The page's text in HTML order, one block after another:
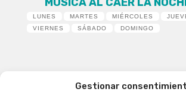
Gestionar
LUNES MARTES MIÉRCOLES
VIERNES
SÁBADO DOMINGO